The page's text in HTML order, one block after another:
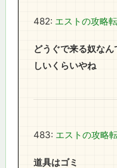
482: エストの攻略
どうぐで来る奴な
しいくらいやね
483: エストの攻略
道具はゴミ